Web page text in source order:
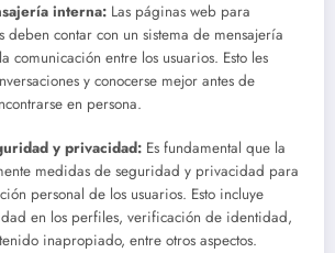
interna: Las páginas web para
deben contar con un sistema de mensajería
comunicación entre los usuarios. Esto les
y conocerse mejor antes de
en persona.
y privacidad: Es fundamental que la
medidas de seguridad y privacidad para
personal de los usuarios. Esto incluye
en los perfiles, verificación de identidad,
inapropiado, entre otros aspectos.